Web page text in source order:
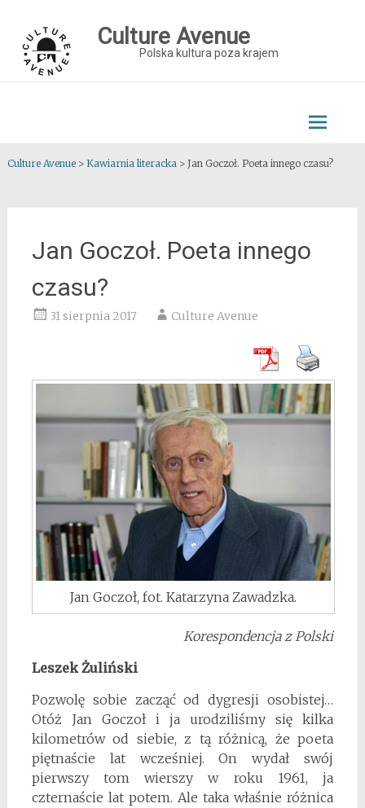
content
Culture Avenue
Polska kultura poza krajem
Culture Avenue> Kawiarnia literacka> Jan Goczoł. Poeta innego czasu?
Jan Goczoł. Poeta innego
czasu?
31 sierpnia 2017 Culture Avenue
Jan Goczoł, fot. Katarzyna Zawadzka.
Korespondencja z Polski
Leszek Żuliński
Pozwolę sobie zacząć od dygresji osobistej…
Otóż Jan Goczoł i ja urodziliśmy się kilka
kilometrów od siebie, z tą różnicą, że poeta
piętnaście lat wcześniej. On wydał swój
pierwszy tom wierszy w roku 1961, ja
czternaście lat potem. Ale taka właśnie różnica